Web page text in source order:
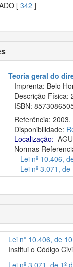
[ 342 ]
Teoria geral do
Imprenta: Belo
Descrição Física:
ISBN:
Referência: 2003.
Disponibilidade:
Localização: AGU
Normas
Lei nº 10.406,
Lei nº 3.071,
Lei nº 10.406, de
Institui o Código
Lei nº 3.071, de 1º